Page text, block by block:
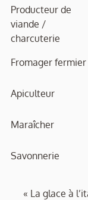
Producteur de
viande /
charcuterie
Fromager fermier
Apiculteur
Maraîcher
Savonnerie
« La glace à